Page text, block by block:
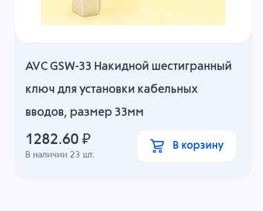
AVC GSW-33 Накидной шестигранный
ключ для установки кабельных
вводов, размер 33мм
В наличии 23 шт.
1282.60 ₽ В корзину